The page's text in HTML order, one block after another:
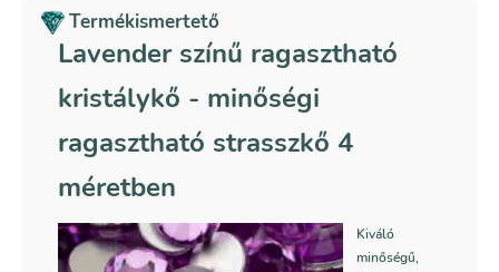
Termékismertető
Lavender színű ragasztható
kristálykő - minőségi
ragasztható strasszkő 4
méretben
Kiváló
minőségű,